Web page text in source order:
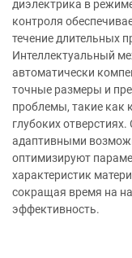
диэлектрика в
контроля
течение длительных
Интеллектуальный
автоматически
точные размеры и
проблемы, такие как
глубоких
адаптивными
оптимизируют
характеристик
сокращая время на
эффективность.